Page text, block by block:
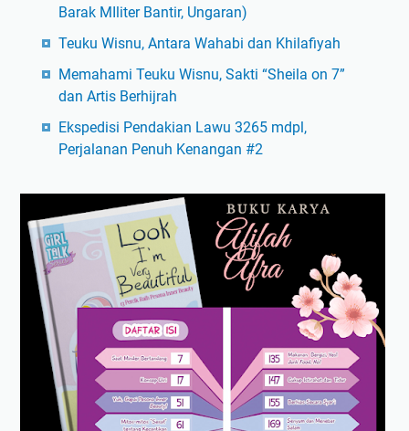
Barak MIliter Bantir, Ungaran)
Teuku Wisnu, Antara Wahabi dan Khilafiyah
Memahami Teuku Wisnu, Sakti “Sheila on 7”
dan Artis Berhijrah
Ekspedisi Pendakian Lawu 3265 mdpl,
Perjalanan Penuh Kenangan #2